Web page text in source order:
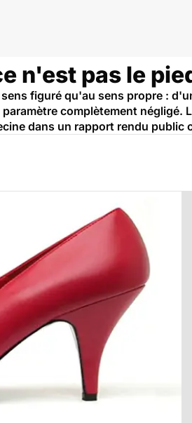
n'est pas le
figuré qu'au sens propre :
complètement négligé.
dans un rapport rendu public